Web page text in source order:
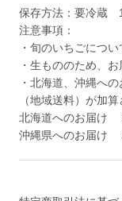
保存方法：要冷蔵
注意事項：
・旬のいちごにつ
・生もののため、
・北海道、沖縄へ
（地域送料）が加算
北海道へのお届け
沖縄県へのお届け